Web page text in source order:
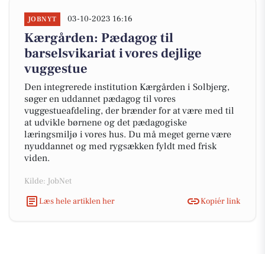
JOBNYT 03-10-2023 16:16
Kærgården: Pædagog til
barselsvikariat i vores dejlige
vuggestue
Den integrerede institution Kærgården i Solbjerg,
søger en uddannet pædagog til vores
vuggestueafdeling, der brænder for at være med til
at udvikle børnene og det pædagogiske
læringsmiljø i vores hus. Du må meget gerne være
nyuddannet og med rygsækken fyldt med frisk
viden.
Kilde: JobNet
Læs hele artiklen her
Kopiér link